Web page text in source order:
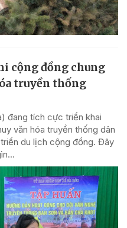
cộng đồng chung
truyền thống
đang tích cực triển khai
văn hóa truyền thống dân
du lịch cộng đồng. Đây